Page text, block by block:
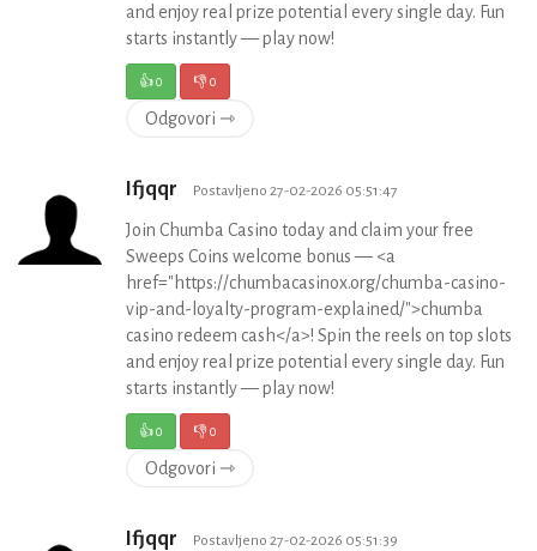
and enjoy real prize potential every single day. Fun
starts instantly — play now!
👍0 👎0
Odgovori ⇾
Ifjqqr Postavljeno 27-02-2026 05:51:47
Join Chumba Casino today and claim your free
Sweeps Coins welcome bonus — <a
href="https://chumbacasinox.org/chumba-casino-
vip-and-loyalty-program-explained/">chumba
casino redeem cash</a>! Spin the reels on top slots
and enjoy real prize potential every single day. Fun
starts instantly — play now!
👍0 👎0
Odgovori ⇾
Ifjqqr Postavljeno 27-02-2026 05:51:39